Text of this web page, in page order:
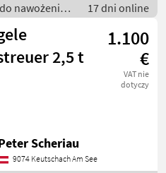
nawożenia i
/
i obornika
17 dni online
2,5 t
1.100
€
VAT nie
dotyczy
Scheriau
9074 Keutschach Am See